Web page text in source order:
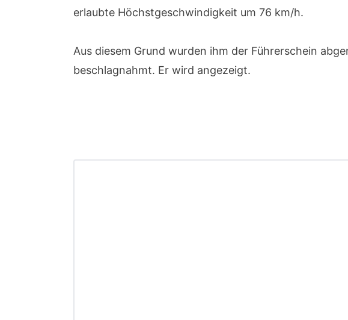
erlaubte Höchstgeschwindigkeit um 76 km/h.
Aus diesem Grund wurden ihm der Führerschein
beschlagnahmt. Er wird angezeigt.